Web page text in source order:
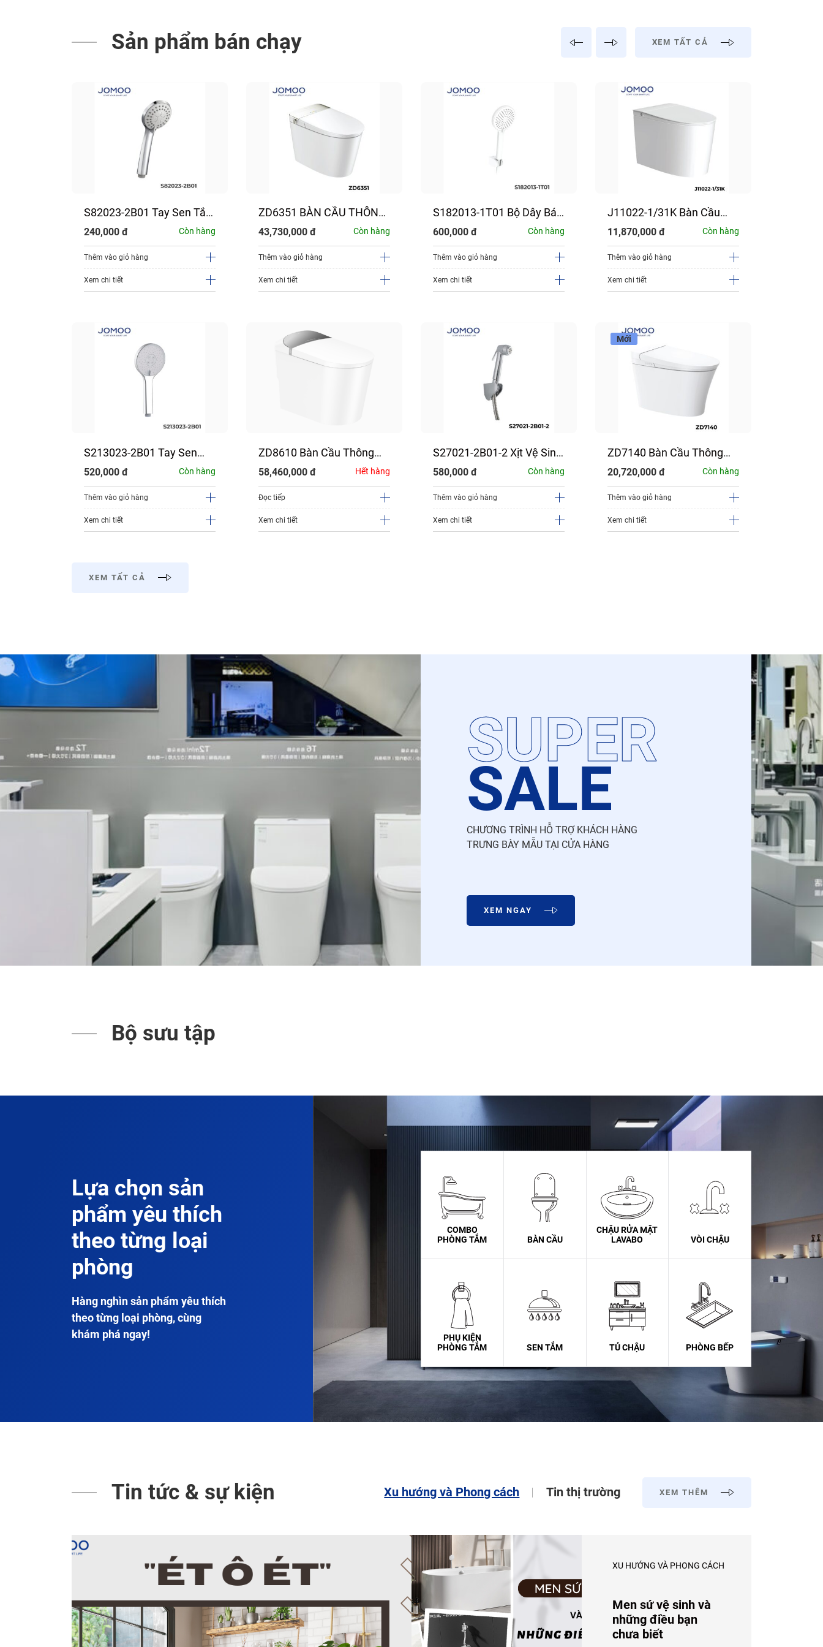
Sản phẩm bán chạy XEM TẤT CẢ
S82023-2B01 Tay Sen Tắm
Lẻ JOMOO
240,000 đ Còn hàng
Thêm vào giỏ hàng
Xem chi tiết
S213023-2B01 Tay Sen
Tắm JOMOO
520,000 đ Còn hàng
Thêm vào giỏ hàng
Xem chi tiết
ZD6351 BÀN CẦU THÔNG
MINH JOMOO
43,730,000 đ Còn hàng
Thêm vào giỏ hàng
Xem chi tiết
ZD8610 Bàn Cầu Thông
Minh JOMOO
58,460,000 đ Hết hàng
Đọc tiếp
Xem chi tiết
S182013-1T01 Bộ Dây Bát
Sen JOMOO
600,000 đ Còn hàng
Thêm vào giỏ hàng
Xem chi tiết
S27021-2B01-2 Xịt Vệ Sinh
JOMOO
580,000 đ Còn hàng
Thêm vào giỏ hàng
Xem chi tiết
J11022-1/31K Bàn Cầu
Bán Thông Minh JOMOO
Dùng PIN
11,870,000 đ Còn hàng
Thêm vào giỏ hàng
Xem chi tiết
Mới
ZD7140 Bàn Cầu Thông
Minh JOMOO
20,720,000 đ Còn hàng
Thêm vào giỏ hàng
Xem chi tiết
XEM TẤT CẢ
SUPER
SALE
CHƯƠNG TRÌNH HỖ TRỢ KHÁCH HÀNG
TRƯNG BÀY MẪU TẠI CỬA HÀNG
XEM NGAY
Bộ sưu tập
Lựa chọn sản
phẩm yêu thích
theo từng loại
phòng
Hàng nghìn sản phẩm yêu thích
theo từng loại phòng, cùng
khám phá ngay!
COMBO
PHÒNG TẮM
BÀN CẦU
CHẬU RỬA MẶT
LAVABO
VÒI CHẬU
PHỤ KIỆN
PHÒNG TẮM
SEN TẮM TỦ CHẬU PHÒNG BẾP
Tin tức & sự kiện Xu hướng và Phong cách Tin thị trường XEM THÊM
XU HƯỚNG VÀ PHONG CÁCH
Men sứ vệ sinh và
những điều bạn
chưa biết